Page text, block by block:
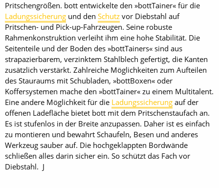
Pritschengrößen. bott entwickelte den »bottTainer« für die
Ladungssicherung und den Schutz vor Diebstahl auf
Pritschen- und Pick-up-Fahrzeugen. Seine robuste
Rahmenkonstruktion verleiht ihm eine hohe Stabilität. Die
Seitenteile und der Boden des »bottTainers« sind aus
strapazierbarem, verzinktem Stahlblech gefertigt, die Kanten
zusätzlich verstärkt. Zahlreiche Möglichkeiten zum Aufteilen
des Stauraums mit Schubladen, »bottBoxen« oder
Koffersystemen mache den »bottTainer« zu einem Multitalent.
Eine andere Möglichkeit für die Ladungssicherung auf der
offenen Ladefläche bietet bott mit dem Pritschenstaufach an.
Es ist stufenlos in der Breite anzupassen. Daher ist es einfach
zu montieren und bewahrt Schaufeln, Besen und anderes
Werkzeug sauber auf. Die hochgeklappten Bordwände
schließen alles darin sicher ein. So schützt das Fach vor
Diebstahl. J